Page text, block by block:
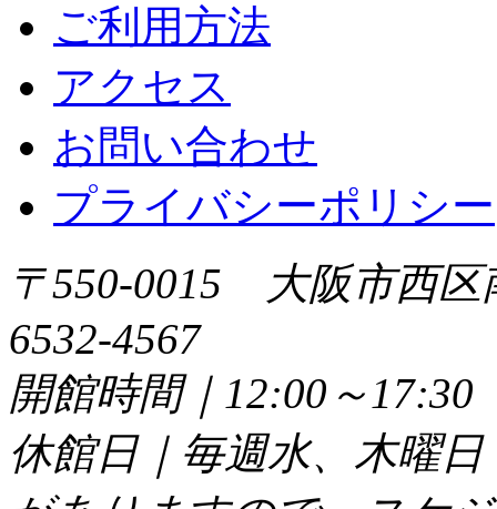
ご利用方法
アクセス
お問い合わせ
プライバシーポリシー
〒550-0015 大阪市西
6532-4567
開館時間｜12:00～
休館日｜毎週水、木曜